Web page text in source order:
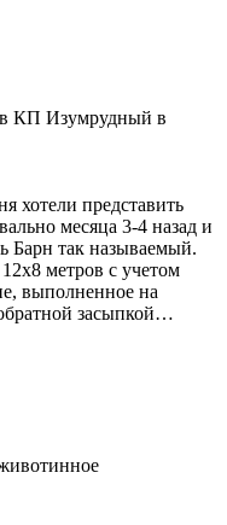
в КП Изумрудный в
хотели представить
месяца 3-4 назад и
Барн так называемый.
метров с учетом
выполненное на
засыпкой…